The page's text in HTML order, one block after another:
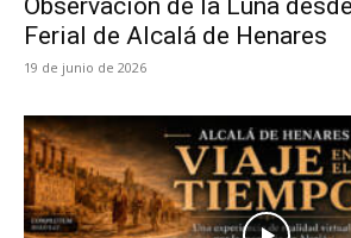
Observación de la Luna
Ferial de Alcalá de Henares
19 de junio de 2026